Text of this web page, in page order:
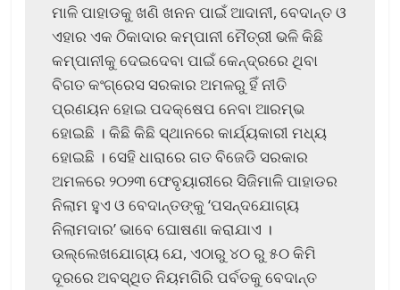
ମାଳି ପାହାଡକୁ ଖଣି ଖନନ ପାଇଁ ଆଦାନୀ, ବେଦାନ୍ତ ଓ
ଏହାର ଏକ ଠିକାଦାର କମ୍ପାନୀ ମୈତ୍ରୀ ଭଳି କିଛି
କମ୍ପାନୀକୁ ଦେଇଦେବା ପାଇଁ କେନ୍ଦ୍ରରେ ଥିବା
ବିଗତ କଂଗ୍ରେସ ସରକାର ଅମଳରୁ ହିଁ ନୀତି
ପ୍ରଣୟନ ହୋଇ ପଦକ୍ଷେପ ନେବା ଆରମ୍ଭ
ହୋଇଛି । କିଛି କିଛି ସ୍ଥାନରେ କାର୍ଯ୍ୟକାରୀ ମଧ୍ୟ
ହୋଇଛି । ସେହି ଧାରାରେ ଗତ ବିଜେଡି ସରକାର
ଅମଳରେ ୨୦୨୩ ଫେବୃୟାରୀରେ ସିଜିମାଳି ପାହାଡର
ନିଲାମ ହୁଏ ଓ ବେଦାନ୍ତଙ୍କୁ ‘ପସନ୍ଦଯୋଗ୍ୟ
ନିଲାମଦାର’ ଭାବେ ଘୋଷଣା କରାଯାଏ ।
ଉଲ୍ଲେଖଯୋଗ୍ୟ ଯେ, ଏଠାରୁ ୪୦ ରୁ ୫୦ କିମି
ଦୂରରେ ଅବସ୍ଥିତ ନିୟମଗିରି ପର୍ବତକୁ ବେଦାନ୍ତ